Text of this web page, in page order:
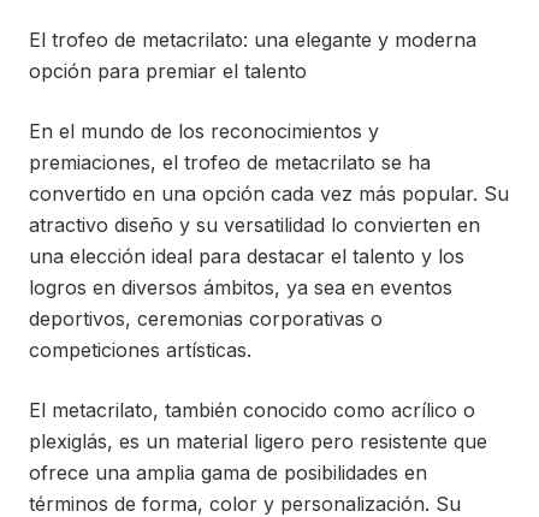
El trofeo de metacrilato: una elegante y moderna
opción para premiar el talento
En el mundo de los reconocimientos y
premiaciones, el trofeo de metacrilato se ha
convertido en una opción cada vez más popular. Su
atractivo diseño y su versatilidad lo convierten en
una elección ideal para destacar el talento y los
logros en diversos ámbitos, ya sea en eventos
deportivos, ceremonias corporativas o
competiciones artísticas.
El metacrilato, también conocido como acrílico o
plexiglás, es un material ligero pero resistente que
ofrece una amplia gama de posibilidades en
términos de forma, color y personalización. Su